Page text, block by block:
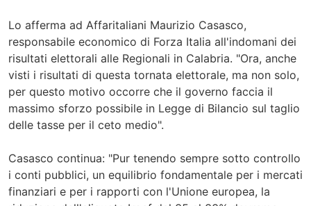
Lo afferma ad Affaritaliani Maurizio Casasco,
responsabile economico di Forza Italia all'indomani dei
risultati elettorali alle Regionali in Calabria. "Ora, anche
visti i risultati di questa tornata elettorale, ma non solo,
per questo motivo occorre che il governo faccia il
massimo sforzo possibile in Legge di Bilancio sul taglio
delle tasse per il ceto medio".
Casasco continua: "Pur tenendo sempre sotto controllo
i conti pubblici, un equilibrio fondamentale per i mercati
finanziari e per i rapporti con l'Unione europea, la